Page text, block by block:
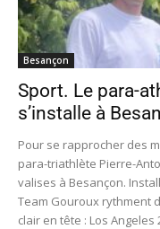
Besançon
Sport. Le para-
s’installe à
Pour se rapprocher des
para-triathlète Pierre-
valises à Besançon.
Team Gouroux rythment
clair en tête : Los Angeles